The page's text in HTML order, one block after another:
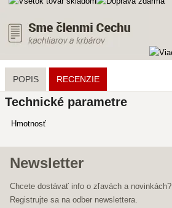
POPIS RECENZIE
Technické parametre
Hmotnosť
Newsletter
Chcete dostávať info o zľavách a novinkách?
Registrujte sa na odber newslettera.